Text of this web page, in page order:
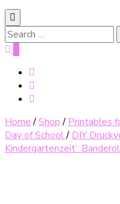
Search
for:
Home /Shop / Printables
Day of School/ DIY
Kindergartenzeit“